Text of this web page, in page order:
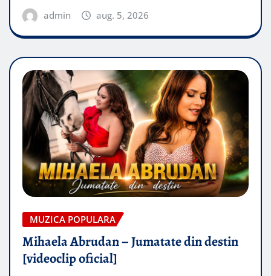
admin aug. 5, 2026
MUZICA POPULARA
Mihaela Abrudan – Jumatate din destin
[videoclip oficial]